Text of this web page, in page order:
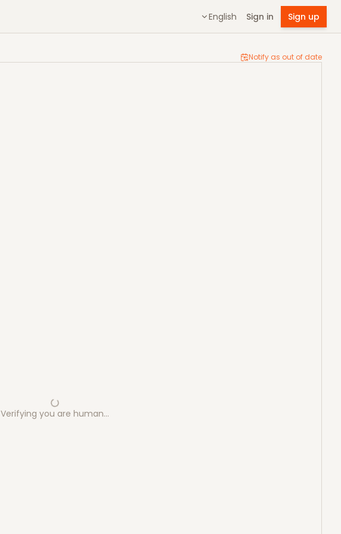
English Sign in Sign up
Notify as out of date
Verifying you are human…